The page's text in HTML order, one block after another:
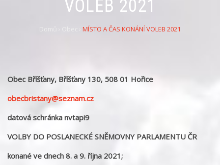
VOLEB 2021
Domů MÍSTO A ČAS KONÁNÍ VOLEB 2021
Obec Bříšťany, Bříšťany 130, 508 01 Hořice
obecbristany@seznam.cz
datová schránka nvtapi9
VOLBY DO POSLANECKÉ SNĚMOVNY PARLAMENTU ČR
konané ve dnech 8. a 9. října 2021;